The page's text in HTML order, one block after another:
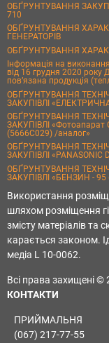
ОБҐРУНТУВАННЯ
710
ОБҐРУНТУВАННЯ
ГЕНЕРАТОРІВ
ОБҐРУНТУВАННЯ
Інформація на
від 16 грудня 2020
пов’язана продукція
ОБҐРУНТУВАННЯ
ЗАКУПІВЛІ
ОБҐРУНТУВАННЯ
ЗАКУПІВЛІ «Фотоапарат
(5666C029) /аналог»
ОБҐРУНТУВАННЯ
ЗАКУПІВЛІ «PANASONIC
ОБҐРУНТУВАННЯ
ЗАКУПІВЛІ «БЕНЗИН -
Використання
шляхом розміщення
змісту матеріалів
карається законом.
медіа L 10-0062.
Всі права захищені
КОНТАКТИ
ПРИЙМАЛЬНЯ
(067) 217-77-55